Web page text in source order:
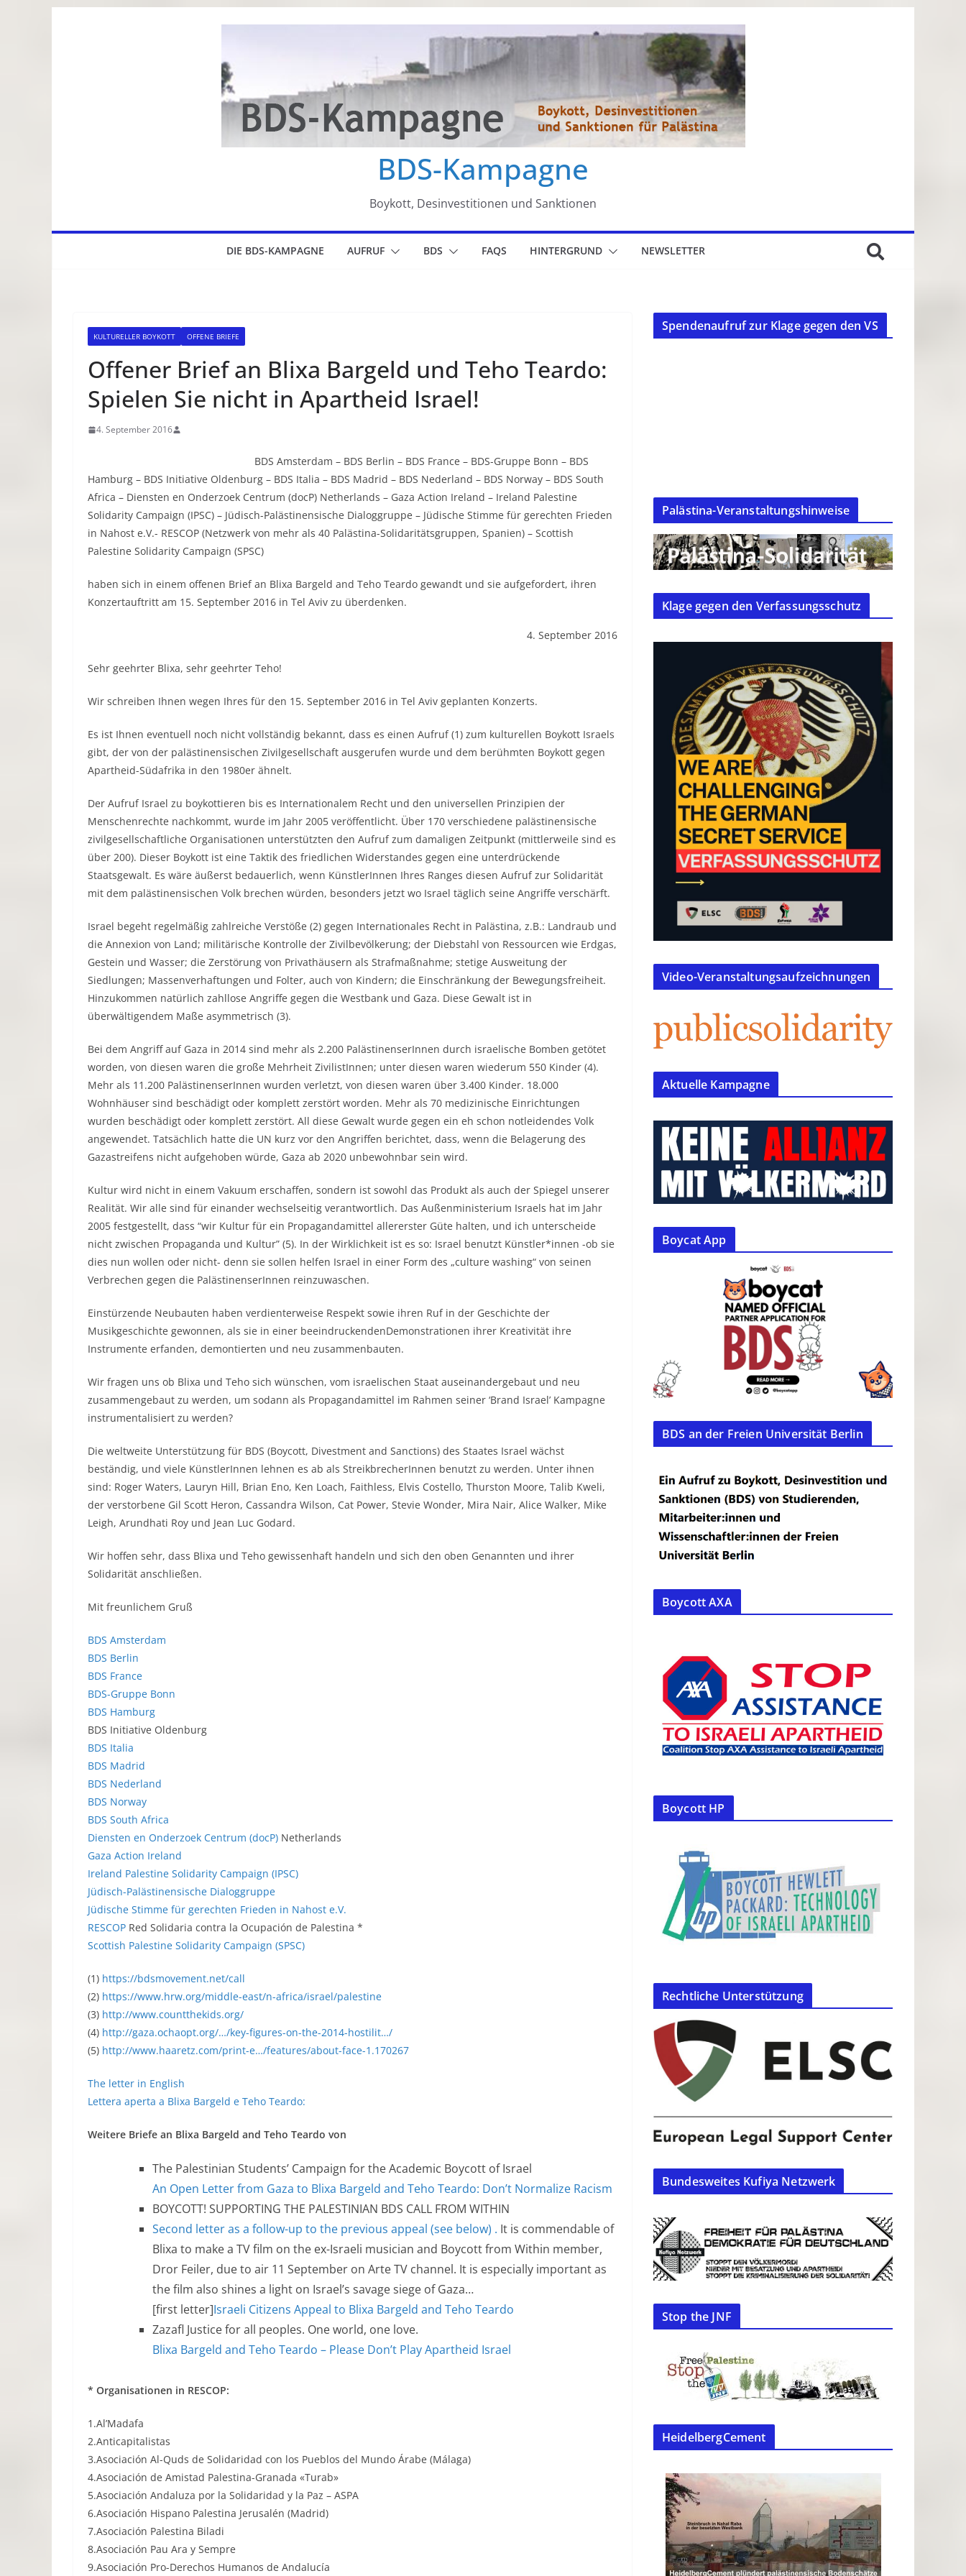
BDS-Kampagne
Boykott, Desinvestitionen und Sanktionen
DIE BDS-KAMPAGNE AUFRUF BDS FAQS HINTERGRUND NEWSLETTER
KULTURELLER BOYKOTT OFFENE BRIEFE
Offener Brief an Blixa Bargeld und Teho Teardo:
Spielen Sie nicht in Apartheid Israel!
4. September 2016
BDS Amsterdam – BDS Berlin – BDS France – BDS-Gruppe Bonn – BDS
Hamburg – BDS Initiative Oldenburg – BDS Italia – BDS Madrid – BDS Nederland – BDS Norway – BDS South
Africa – Diensten en Onderzoek Centrum (docP) Netherlands – Gaza Action Ireland – Ireland Palestine
Solidarity Campaign (IPSC) – Jüdisch-Palästinensische Dialoggruppe – Jüdische Stimme für gerechten Frieden
in Nahost e.V.- RESCOP (Netzwerk von mehr als 40 Palästina-Solidaritätsgruppen, Spanien) – Scottish
Palestine Solidarity Campaign (SPSC)
haben sich in einem offenen Brief an Blixa Bargeld and Teho Teardo gewandt und sie aufgefordert, ihren
Konzertauftritt am 15. September 2016 in Tel Aviv zu überdenken.
4. September 2016
Sehr geehrter Blixa, sehr geehrter Teho!
Wir schreiben Ihnen wegen Ihres für den 15. September 2016 in Tel Aviv geplanten Konzerts.
Es ist Ihnen eventuell noch nicht vollständig bekannt, dass es einen Aufruf (1) zum kulturellen Boykott Israels
gibt, der von der palästinensischen Zivilgesellschaft ausgerufen wurde und dem berühmten Boykott gegen
Apartheid-Südafrika in den 1980er ähnelt.
Der Aufruf Israel zu boykottieren bis es Internationalem Recht und den universellen Prinzipien der
Menschenrechte nachkommt, wurde im Jahr 2005 veröffentlicht. Über 170 verschiedene palästinensische
zivilgesellschaftliche Organisationen unterstützten den Aufruf zum damaligen Zeitpunkt (mittlerweile sind es
über 200). Dieser Boykott ist eine Taktik des friedlichen Widerstandes gegen eine unterdrückende
Staatsgewalt. Es wäre äußerst bedauerlich, wenn KünstlerInnen Ihres Ranges diesen Aufruf zur Solidarität
mit dem palästinensischen Volk brechen würden, besonders jetzt wo Israel täglich seine Angriffe verschärft.
Israel begeht regelmäßig zahlreiche Verstöße (2) gegen Internationales Recht in Palästina, z.B.: Landraub und
die Annexion von Land; militärische Kontrolle der Zivilbevölkerung; der Diebstahl von Ressourcen wie Erdgas,
Gestein und Wasser; die Zerstörung von Privathäusern als Strafmaßnahme; stetige Ausweitung der
Siedlungen; Massenverhaftungen und Folter, auch von Kindern; die Einschränkung der Bewegungsfreiheit.
Hinzukommen natürlich zahllose Angriffe gegen die Westbank und Gaza. Diese Gewalt ist in
überwältigendem Maße asymmetrisch (3).
Bei dem Angriff auf Gaza in 2014 sind mehr als 2.200 PalästinenserInnen durch israelische Bomben getötet
worden, von diesen waren die große Mehrheit ZivilistInnen; unter diesen waren wiederum 550 Kinder (4).
Mehr als 11.200 PalästinenserInnen wurden verletzt, von diesen waren über 3.400 Kinder. 18.000
Wohnhäuser sind beschädigt oder komplett zerstört worden. Mehr als 70 medizinische Einrichtungen
wurden beschädigt oder komplett zerstört. All diese Gewalt wurde gegen ein eh schon notleidendes Volk
angewendet. Tatsächlich hatte die UN kurz vor den Angriffen berichtet, dass, wenn die Belagerung des
Gazastreifens nicht aufgehoben würde, Gaza ab 2020 unbewohnbar sein wird.
Kultur wird nicht in einem Vakuum erschaffen, sondern ist sowohl das Produkt als auch der Spiegel unserer
Realität. Wir alle sind für einander wechselseitig verantwortlich. Das Außenministerium Israels hat im Jahr
2005 festgestellt, dass “wir Kultur für ein Propagandamittel allererster Güte halten, und ich unterscheide
nicht zwischen Propaganda und Kultur” (5). In der Wirklichkeit ist es so: Israel benutzt Künstler*innen -ob sie
dies nun wollen oder nicht- denn sie sollen helfen Israel in einer Form des „culture washing“ von seinen
Verbrechen gegen die PalästinenserInnen reinzuwaschen.
Einstürzende Neubauten haben verdienterweise Respekt sowie ihren Ruf in der Geschichte der
Musikgeschichte gewonnen, als sie in einer beeindruckendenDemonstrationen ihrer Kreativität ihre
Instrumente erfanden, demontierten und neu zusammenbauten.
Wir fragen uns ob Blixa und Teho sich wünschen, vom israelischen Staat auseinandergebaut und neu
zusammengebaut zu werden, um sodann als Propagandamittel im Rahmen seiner ‘Brand Israel’ Kampagne
instrumentalisiert zu werden?
Die weltweite Unterstützung für BDS (Boycott, Divestment and Sanctions) des Staates Israel wächst
beständig, und viele KünstlerInnen lehnen es ab als StreikbrecherInnen benutzt zu werden. Unter ihnen
sind: Roger Waters, Lauryn Hill, Brian Eno, Ken Loach, Faithless, Elvis Costello, Thurston Moore, Talib Kweli,
der verstorbene Gil Scott Heron, Cassandra Wilson, Cat Power, Stevie Wonder, Mira Nair, Alice Walker, Mike
Leigh, Arundhati Roy und Jean Luc Godard.
Wir hoffen sehr, dass Blixa und Teho gewissenhaft handeln und sich den oben Genannten und ihrer
Solidarität anschließen.
Mit freunlichem Gruß
BDS Amsterdam
BDS Berlin
BDS France
BDS-Gruppe Bonn
BDS Hamburg
BDS Initiative Oldenburg
BDS Italia
BDS Madrid
BDS Nederland
BDS Norway
BDS South Africa
Diensten en Onderzoek Centrum (docP) Netherlands
Gaza Action Ireland
Ireland Palestine Solidarity Campaign (IPSC)
Jüdisch-Palästinensische Dialoggruppe
Jüdische Stimme für gerechten Frieden in Nahost e.V.
RESCOP Red Solidaria contra la Ocupación de Palestina *
Scottish Palestine Solidarity Campaign (SPSC)
(1) https://bdsmovement.net/call
(2) https://www.hrw.org/middle-east/n-africa/israel/palestine
(3) http://www.countthekids.org/
(4) http://gaza.ochaopt.org/…/key-figures-on-the-2014-hostilit…/
(5) http://www.haaretz.com/print-e…/features/about-face-1.170267
The letter in English
Lettera aperta a Blixa Bargeld e Teho Teardo:
Weitere Briefe an Blixa Bargeld and Teho Teardo von
The Palestinian Students’ Campaign for the Academic Boycott of Israel
An Open Letter from Gaza to Blixa Bargeld and Teho Teardo: Don’t Normalize Racism
BOYCOTT! SUPPORTING THE PALESTINIAN BDS CALL FROM WITHIN
Second letter as a follow-up to the previous appeal (see below) . It is commendable of
Blixa to make a TV film on the ex-Israeli musician and Boycott from Within member,
Dror Feiler, due to air 11 September on Arte TV channel. It is especially important as
the film also shines a light on Israel’s savage siege of Gaza…
[first letter]Israeli Citizens Appeal to Blixa Bargeld and Teho Teardo
Zazafl Justice for all peoples. One world, one love.
Blixa Bargeld and Teho Teardo – Please Don’t Play Apartheid Israel
* Organisationen in RESCOP:
1.Al’Madafa
2.Anticapitalistas
3.Asociación Al-Quds de Solidaridad con los Pueblos del Mundo Árabe (Málaga)
4.Asociación de Amistad Palestina-Granada «Turab»
5.Asociación Andaluza por la Solidaridad y la Paz – ASPA
6.Asociación Hispano Palestina Jerusalén (Madrid)
7.Asociación Palestina Biladi
8.Asociación Pau Ara y Sempre
9.Asociación Pro-Derechos Humanos de Andalucía
Spendenaufruf zur Klage gegen den VS
Palästina-Veranstaltungshinweise
Klage gegen den Verfassungsschutz
Video-Veranstaltungsaufzeichnungen
Aktuelle Kampagne
Boycat App
BDS an der Freien Universität Berlin
Boycott AXA
Boycott HP
Rechtliche Unterstützung
Bundesweites Kufiya Netzwerk
Stop the JNF
HeidelbergCement